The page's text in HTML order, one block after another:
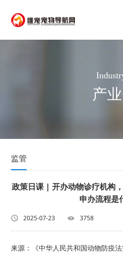
产
监管
政策日课 | 开办动物诊疗机构
申办流程是
2025-07-23 3758
来源：《中华人民共和国动物防疫